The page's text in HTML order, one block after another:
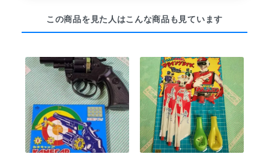
この商品を見た人はこんな商品も見ています